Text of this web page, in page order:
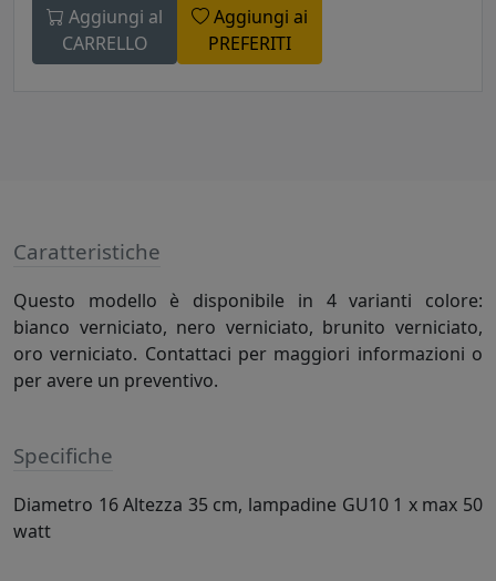
Aggiungi al
CARRELLO
Aggiungi ai
PREFERITI
Caratteristiche
Questo modello è disponibile in 4 varianti colore:
bianco verniciato, nero verniciato, brunito verniciato,
oro verniciato. Contattaci per maggiori informazioni o
per avere un preventivo.
Specifiche
Diametro 16 Altezza 35 cm, lampadine GU10 1 x max 50
watt